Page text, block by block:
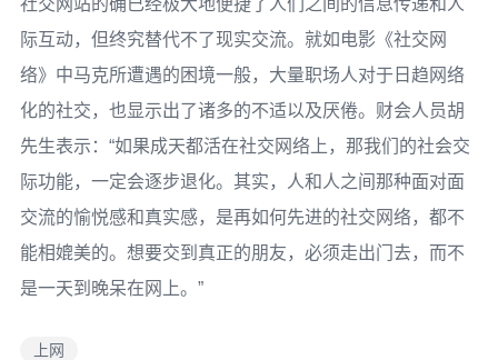
社交网站的确已经极大地便捷了人们之间的信息传递和人
际互动，但终究替代不了现实交流。就如电影《社交网
络》中马克所遭遇的困境一般，大量职场人对于日趋网络
化的社交，也显示出了诸多的不适以及厌倦。财会人员胡
先生表示：“如果成天都活在社交网络上，那我们的社会交
际功能，一定会逐步退化。其实，人和人之间那种面对面
交流的愉悦感和真实感，是再如何先进的社交网络，都不
能相媲美的。想要交到真正的朋友，必须走出门去，而不
是一天到晚呆在网上。”
上网